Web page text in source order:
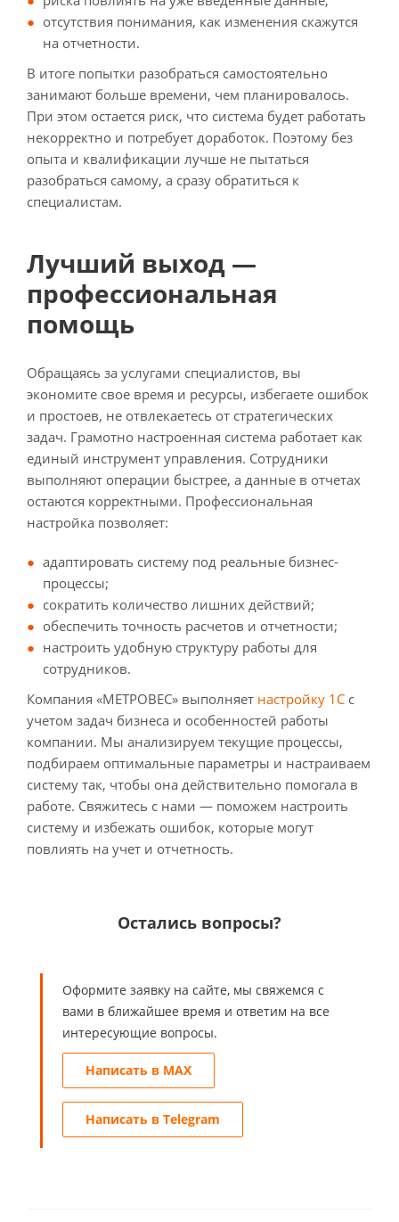
отсутствия понимания, как изменения скажутся
на отчетности.
В итоге попытки разобраться самостоятельно
занимают больше времени, чем планировалось.
При этом остается риск, что система будет работать
некорректно и потребует доработок. Поэтому без
опыта и квалификации лучше не пытаться
разобраться самому, а сразу обратиться к
специалистам.
Лучший выход —
профессиональная
помощь
Обращаясь за услугами специалистов, вы
экономите свое время и ресурсы, избегаете ошибок
и простоев, не отвлекаетесь от стратегических
задач. Грамотно настроенная система работает как
единый инструмент управления. Сотрудники
выполняют операции быстрее, а данные в отчетах
остаются корректными. Профессиональная
настройка позволяет:
адаптировать систему под реальные бизнес-
процессы;
сократить количество лишних действий;
обеспечить точность расчетов и отчетности;
настроить удобную структуру работы для
сотрудников.
Компания «МЕТРОВЕС» выполняет настройку 1С с
учетом задач бизнеса и особенностей работы
компании. Мы анализируем текущие процессы,
подбираем оптимальные параметры и настраиваем
систему так, чтобы она действительно помогала в
работе. Свяжитесь с нами — поможем настроить
систему и избежать ошибок, которые могут
повлиять на учет и отчетность.
Остались вопросы?
Оформите заявку на сайте, мы свяжемся с
вами в ближайшее время и ответим на все
интересующие вопросы.
Написать в MAX
Написать в Telegram